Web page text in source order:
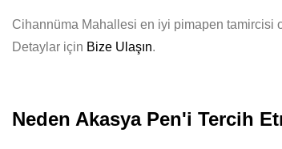
Cihannüma Mahallesi en iyi pimapen tamircisi
Detaylar için Bize Ulaşın.
Neden Akasya Pen'i Tercih